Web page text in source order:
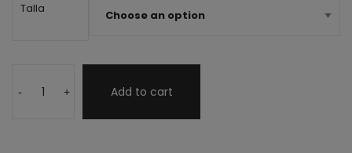
Talla
- + Add to cart